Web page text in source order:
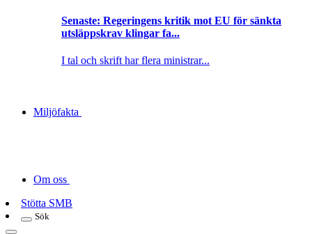
Senaste: Regeringens kritik mot EU för sänkta
utsläppskrav klingar fa...
I tal och skrift har flera ministrar...
Miljöfakta
Om oss
Stötta SMB
Sök